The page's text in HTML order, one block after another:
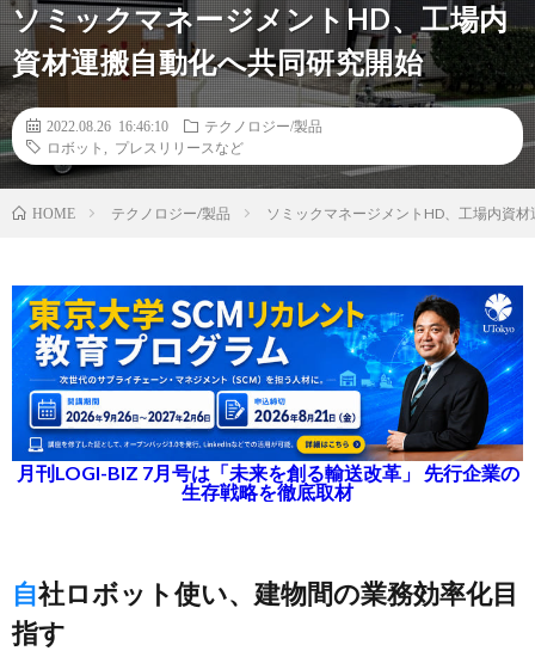
ソミックマネージメントHD、工場内
資材運搬自動化へ共同研究開始
2022.08.26 16:46:10
テクノロジー/製品
ロボット
プレスリリースなど
HOME テクノロジー/製品 ソミックマネージメントHD、工場内資
月刊LOGI-BIZ 7月号は「未来を創る輸送改革」 先行企業の
生存戦略を徹底取材
自社ロボット使い、建物間の業務効率化目
指す